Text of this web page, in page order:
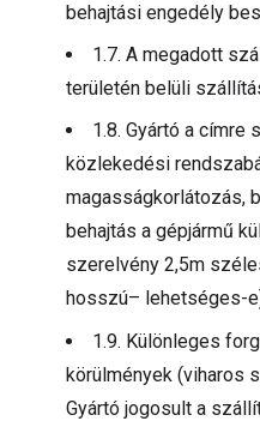
behajtási engedély
1.7. A megadott
területén belüli
1.8. Gyártó a címre
közlekedési
magasságkorlátozás,
behajtás a gépjármű
szerelvény 2,5m
hosszú– lehetséges-
1.9. Különleges
körülmények (viharos
Gyártó jogosult a